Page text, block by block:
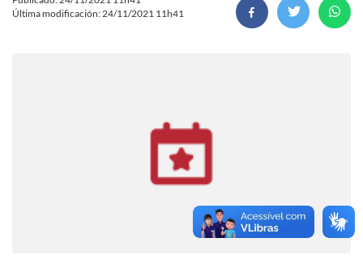
Última modificación: 24/11/2021 11h41